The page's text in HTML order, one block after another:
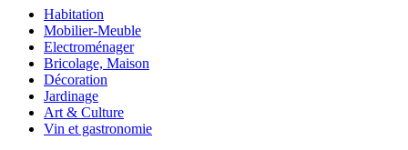
Habitation
Mobilier-Meuble
Electroménager
Bricolage, Maison
Décoration
Jardinage
Art & Culture
Vin et gastronomie